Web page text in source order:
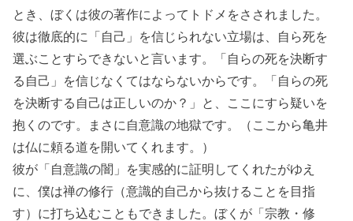
とき、ぼくは彼の著作によってトドメをさされました。
彼は徹底的に「自己」を信じられない立場は、 自ら死を
選ぶことすらできないと言います。「自らの死を決断す
る自己」を信じなくてはならないからです。「自らの死
を決断する自己は正しいのか？」と、ここにすら疑いを
抱くのです。まさに自意識の地獄です。（ここから亀井
は仏に頼る道を開いてくれます。）
彼が「自意識の闇」を実感的に証明してくれたがゆえ
に、僕は禅の修行（意識的自己から抜けることを目指
す）に打ち込むこともできました。ぼくが「宗教・修